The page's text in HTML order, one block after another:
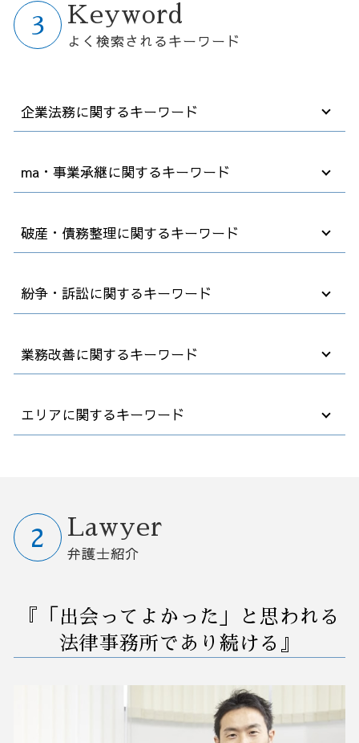
Keyword
よく検索されるキーワード
企業法務に関するキーワード
企業法務 戦略法務
顧問弁護士 契約
パワハラ 対策
就業規則 不利益変更
企業法務 顧問弁護士
職場 ハラスメント
退職 事前
顧問弁護士とは
労働 契約書
顧問弁護士 企業
退職 規則
カスタマーハラスメント 対応
ma・事業承継に関するキーワード
後継者がいない会社
m&a メリット
合併 m&a
事業承継 中小企業
中小企業 跡継ぎ
m&a 法律
中小企業 買収
m&a 子会社
事業承継 メリット デメリット
m&a 株式 譲渡
デューデリジェンス m&a
破産・債務整理に関するキーワード
借金 債務整理 悩み 相談
任意整理 住宅ローン
債務者 破産
自己破産 裁判所
債務整理 官報 期間
破産 個人事業主
任意整理 支払い 遅れ
不動産 破産
自己破産費用 払えない
自己破産 法律相談
社長 自己破産
任意整理 クレジットカード
紛争・訴訟に関するキーワード
雇用 解雇
紛争予防 顧問弁護士
債務不履行 損害賠償
企業 紛争
解雇 取り消し
解雇 通告 期間
退職 法律
労働審判 訴訟
人事 解雇
不良債権 回収
業務改善に関するキーワード
業務改善 問題 課題
コンサル 経営改善
効率 改善
早期経営改善計画 金融機関
業務 プロセス 改善
コスト削減 業務改善
業務 削減
中小企業 業務改善
営業事務 業務改善
エリアに関するキーワード
事業承継 弁護士相談 大宮区
債務整理 弁護士相談 茨城県
業務改善 弁護士相談 埼玉県
M&A 弁護士相談 茨城県
訴訟 紛争 弁護士相談 大宮区
リーガルチェック 弁護士相談 群馬県
予防法務 弁護士相談 埼玉県
Lawyer
弁護士紹介
『「出会ってよかった」と思われる
法律事務所であり続ける』